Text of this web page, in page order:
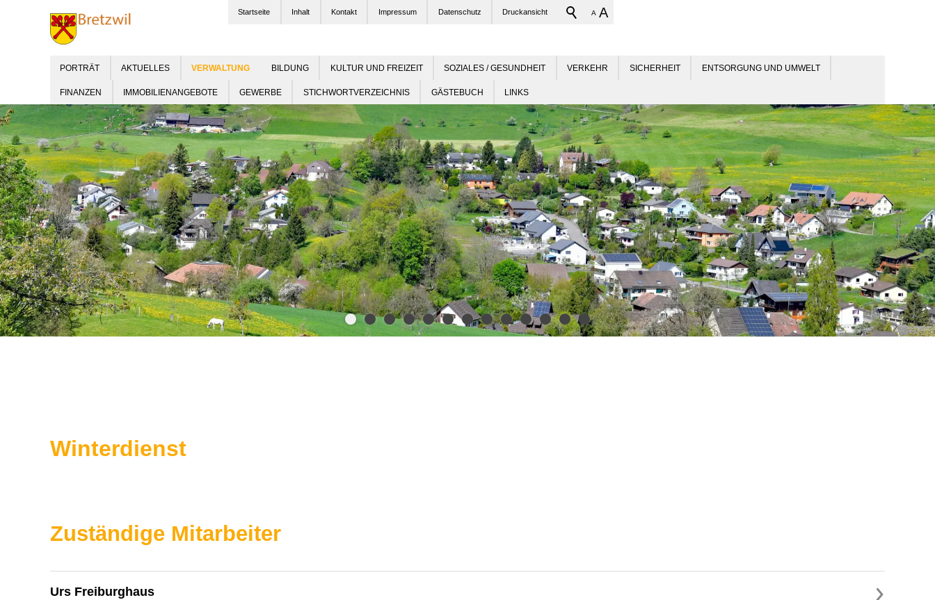
PORTRÄT AKTUELLES BILDUNG KULTUR UND FREIZEIT SOZIALES / GESUNDHEIT VERKEHR SICHERHEIT ENTSORGUNG UND UMWELT
FINANZEN IMMOBILIENANGEBOTE GEWERBE STICHWORTVERZEICHNIS GÄSTEBUCH LINKS
Startseite Inhalt Kontakt Impressum Datenschutz Druckansicht A A
Winterdienst
Zuständige Mitarbeiter
Urs Freiburghaus